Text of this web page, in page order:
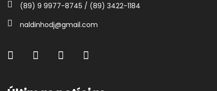
(89) 9 9977-8745 / (89) 3422-1184
naldinhodj@gmail.com